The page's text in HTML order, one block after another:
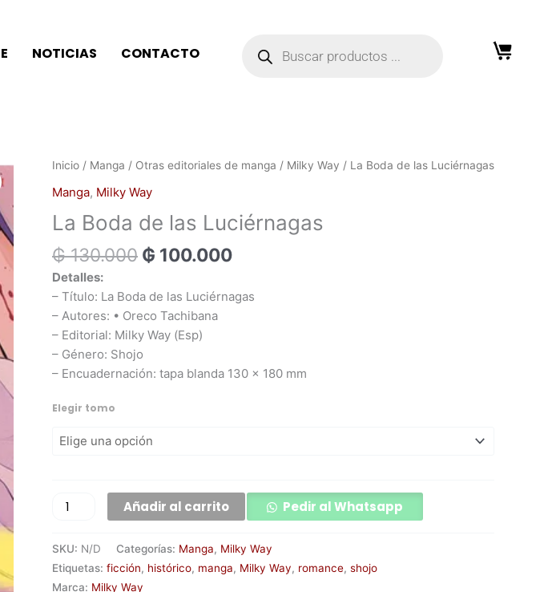
NOTICIAS CONTACTO
productos
Inicio / Manga / Otras editoriales de manga / Milky Way / La Boda de las Luciérnagas
Manga, Milky Way
La Boda de las Luciérnagas
₲130.000
El
original
era:
₲ 130.000.
₲ 100.000
El
es:
₲ 100.000.
Detalles:
– Título: La Boda de las Luciérnagas
– Autores: • Oreco Tachibana
– Editorial: Milky Way (Esp)
– Género: Shojo
– Encuadernación: tapa blanda 130 x 180 mm
Elegir tomo
La
las
cantidad
Añadir al carrito Pedir al Whatsapp
SKU: N/D Categorías: Manga, Milky Way
Etiquetas: ficción, histórico, manga, Milky Way, romance, shojo
Marca: Milky Way